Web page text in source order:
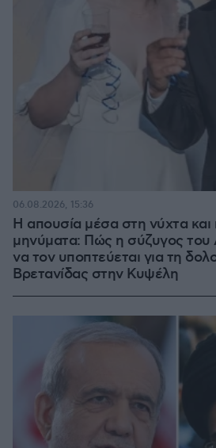
Η απουσία μέσα στη νύχτα και
μηνύματα: Πώς η σύζυγος του
να τον υποπτεύεται για τη
Βρετανίδας στην Κυψέλη
06.08.2026, 15:36